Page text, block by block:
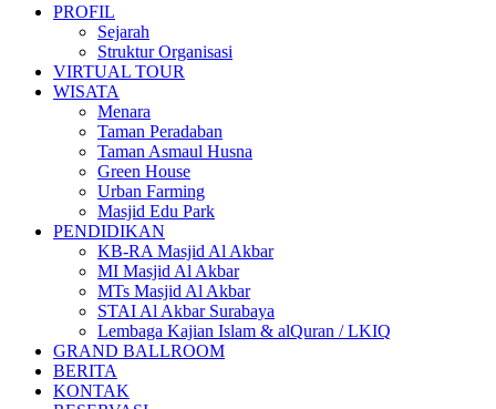
PROFIL
Sejarah
Struktur Organisasi
VIRTUAL TOUR
WISATA
Menara
Taman Peradaban
Taman Asmaul Husna
Green House
Urban Farming
Masjid Edu Park
PENDIDIKAN
KB-RA Masjid Al Akbar
MI Masjid Al Akbar
MTs Masjid Al Akbar
STAI Al Akbar Surabaya
Lembaga Kajian Islam & alQuran / LKIQ
GRAND BALLROOM
BERITA
KONTAK